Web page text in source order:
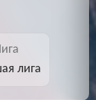
лига